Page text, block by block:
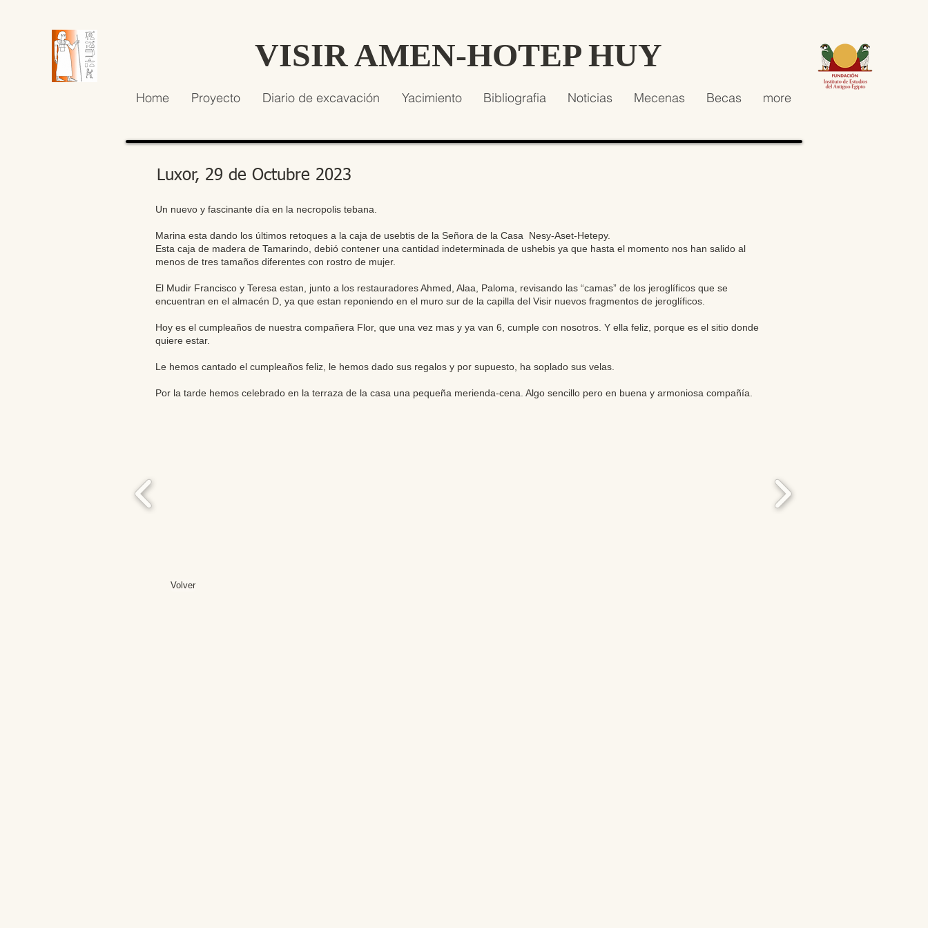
VISIR AMEN-HOTEP HUY
Home Proyecto Diario de excavación Yacimiento Bibliografia Noticias Mecenas Becas more
Luxor, 29 de Octubre 2023
Un nuevo y fascinante día en la necropolis tebana.
Marina esta dando los últimos retoques a la caja de usebtis de la Señora de la Casa Nesy-Aset-Hetepy.
Esta caja de madera de Tamarindo, debió contener una cantidad indeterminada de ushebis ya que hasta el momento nos han salido al
menos de tres tamaños diferentes con rostro de mujer.
El Mudir Francisco y Teresa estan, junto a los restauradores Ahmed, Alaa, Paloma, revisando las “camas” de los jeroglíficos que se
encuentran en el almacén D, ya que estan reponiendo en el muro sur de la capilla del Visir nuevos fragmentos de jeroglíficos.
Hoy es el cumpleaños de nuestra compañera Flor, que una vez mas y ya van 6, cumple con nosotros. Y ella feliz, porque es el sitio donde
quiere estar.
Le hemos cantado el cumpleaños feliz, le hemos dado sus regalos y por supuesto, ha soplado sus velas.
Por la tarde hemos celebrado en la terraza de la casa una pequeña merienda-cena. Algo sencillo pero en buena y armoniosa compañía.
Volver